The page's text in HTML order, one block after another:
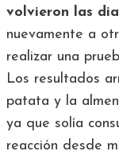
volvieron las
nuevamente a
realizar una
Los resultados
patata y la
ya que solía
reacción desde